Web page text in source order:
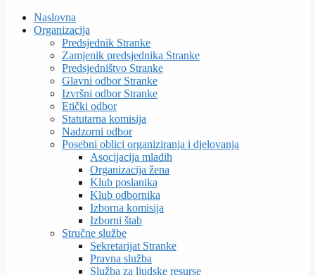
Naslovna
Organizacija
Predsjednik Stranke
Zamjenik predsjednika Stranke
Predsjedništvo Stranke
Glavni odbor Stranke
Izvršni odbor Stranke
Etički odbor
Statutarna komisija
Nadzorni odbor
Posebni oblici organiziranja i djelovanja
Asocijacija mladih
Organizacija žena
Klub poslanika
Klub odbornika
Izborna komisija
Izborni štab
Stručne službe
Sekretarijat Stranke
Pravna služba
Služba za ljudske resurse